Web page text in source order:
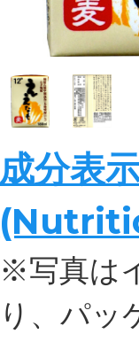
成分表
※写真は
り、パッ